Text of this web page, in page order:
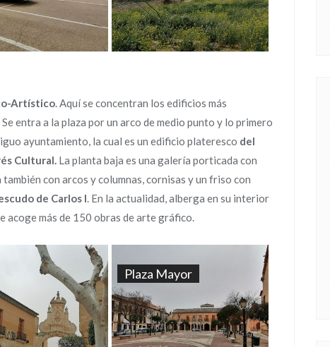
Artístico. Aquí se concentran los edificios más
entra a la plaza por un arco de medio punto y lo primero
ayuntamiento, la cual es un edificio plateresco del
Cultural. La planta baja es una galería porticada con
con arcos y columnas, cornisas y un friso con
de Carlos I. En la actualidad, alberga en su interior
acoge más de 150 obras de arte gráfico.
Plaza Mayor